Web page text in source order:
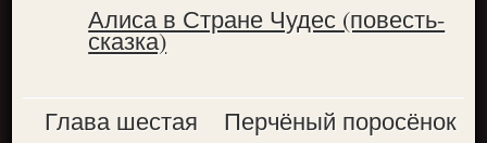
Алиса в Стране Чудес (повесть-
сказка)
Глава шестая Перчёный поросёнок